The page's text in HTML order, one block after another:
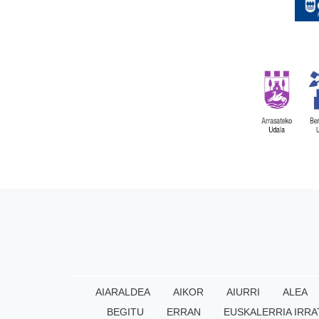
AIARALDEA AIKOR AIURRI ALEA
BEGITU
ERRAN EUSKALERRIA